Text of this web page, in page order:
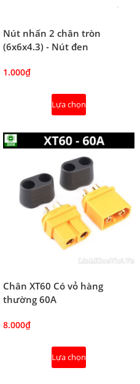
Nút nhấn 2 chân tròn
(6x6x4.3) - Nút đen
1.000₫
Lựa chọn
Chân XT60 Có vỏ hàng
thường 60A
8.000₫
Lựa chọn